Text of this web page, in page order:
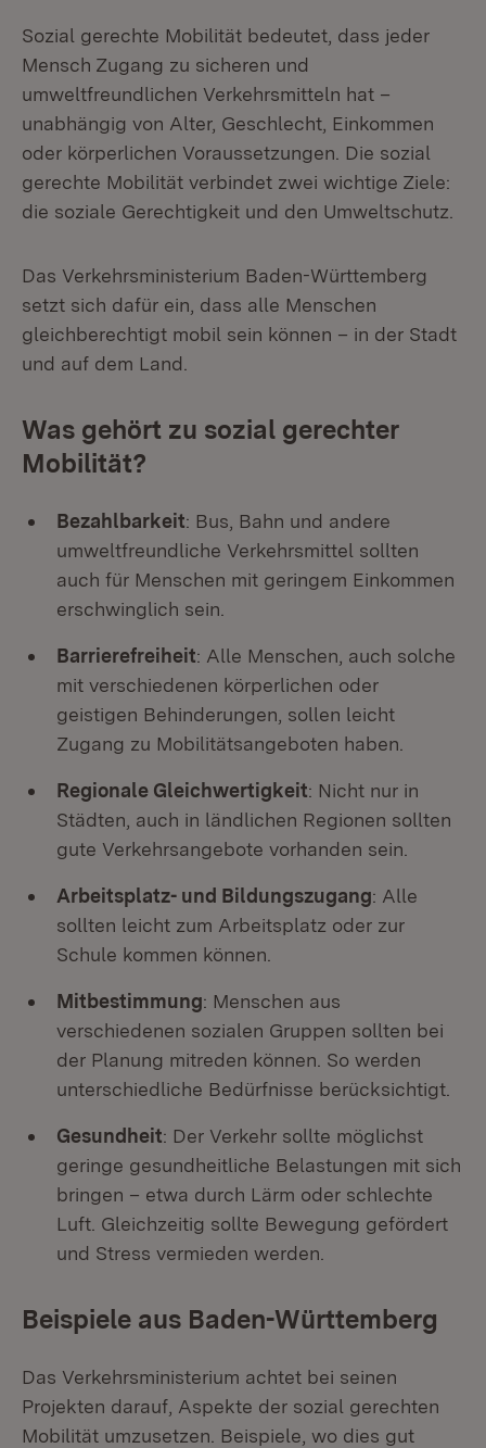
Sozial gerechte Mobilität bedeutet, dass jeder
Mensch Zugang zu sicheren und
umweltfreundlichen Verkehrsmitteln hat –
unabhängig von Alter, Geschlecht, Einkommen
oder körperlichen Voraussetzungen. Die sozial
gerechte Mobilität verbindet zwei wichtige Ziele:
die soziale Gerechtigkeit und den Umweltschutz.
Das Verkehrsministerium Baden-Württemberg
setzt sich dafür ein, dass alle Menschen
gleichberechtigt mobil sein können – in der Stadt
und auf dem Land.
Was gehört zu sozial gerechter
Mobilität?
Bezahlbarkeit: Bus, Bahn und andere
umweltfreundliche Verkehrsmittel sollten
auch für Menschen mit geringem Einkommen
erschwinglich sein.
Barrierefreiheit: Alle Menschen, auch solche
mit verschiedenen körperlichen oder
geistigen Behinderungen, sollen leicht
Zugang zu Mobilitätsangeboten haben.
Regionale Gleichwertigkeit: Nicht nur in
Städten, auch in ländlichen Regionen sollten
gute Verkehrsangebote vorhanden sein.
Arbeitsplatz- und Bildungszugang: Alle
sollten leicht zum Arbeitsplatz oder zur
Schule kommen können.
Mitbestimmung: Menschen aus
verschiedenen sozialen Gruppen sollten bei
der Planung mitreden können. So werden
unterschiedliche Bedürfnisse berücksichtigt.
Gesundheit: Der Verkehr sollte möglichst
geringe gesundheitliche Belastungen mit sich
bringen – etwa durch Lärm oder schlechte
Luft. Gleichzeitig sollte Bewegung gefördert
und Stress vermieden werden.
Beispiele aus Baden-Württemberg
Das Verkehrsministerium achtet bei seinen
Projekten darauf, Aspekte der sozial gerechten
Mobilität umzusetzen. Beispiele, wo dies gut